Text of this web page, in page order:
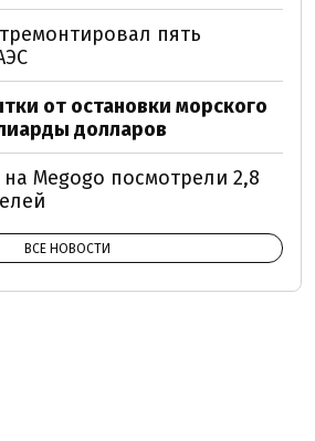
пять
от остановки морского
долларов
Megogo посмотрели 2,8
ВСЕ НОВОСТИ